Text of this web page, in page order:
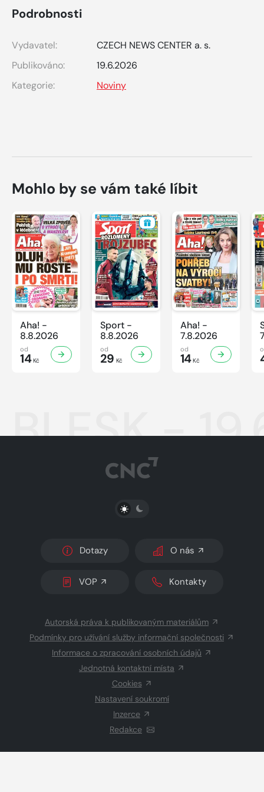
Podrobnosti
Vydavatel:
CZECH NEWS CENTER a. s.
Publikováno:
19.6.2026
Kategorie:
Noviny
Mohlo by se vám také líbit
Aha! -
8.8.2026
od
14Kč
Sport -
8.8.2026
od
29 Kč
Aha! -
7.8.2026
od
14Kč
BLESK -
PŘEPNOUT SVĚTLÝ/TMAVÝ REŽIM
Dotazy O nás
VOP Kontakty
Autorská práva k publikovaným materiálům
Podmínky pro užívání služby informační společnosti
Informace o zpracování osobních údajů
Jednotná kontaktní místa
Cookies
Nastavení soukromí
Inzerce
Redakce